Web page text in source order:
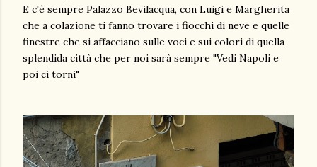
E c'è sempre Palazzo Bevilacqua, con Luigi e Margherita
che a colazione ti fanno trovare i fiocchi di neve e quelle
finestre che si affacciano sulle voci e sui colori di quella
splendida città che per noi sarà sempre "Vedi Napoli e
poi ci torni"